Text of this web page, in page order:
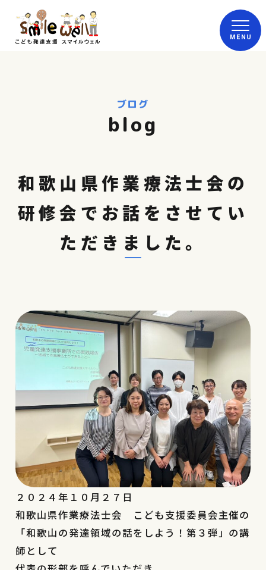
ブログ
blog
和歌山県作業療法士会の
研修会でお話をさせてい
ただきました。
２０２４年１０月２７日
和歌山県作業療法士会 こども支援委員会主催の
「和歌山の発達領域の話をしよう！第３弾」の講
師として